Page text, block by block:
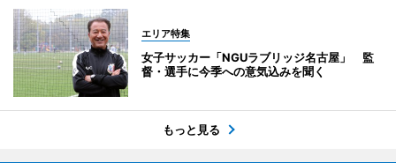
エリア特集
女子サッカー「NGUラブリッジ名古屋」 監
督・選手に今季への意気込みを聞く
もっと見る